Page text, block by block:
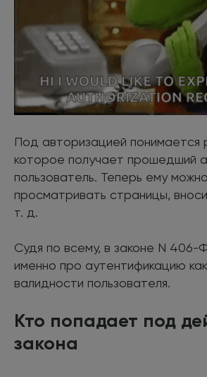
Под авторизацией понимается
которое получает прошедший
пользователь. Теперь ему можно
просматривать страницы,
т. д.
Судя по всему, в законе N 406-
именно про аутентификацию
валидности пользователя.
Кто попадает под
закона